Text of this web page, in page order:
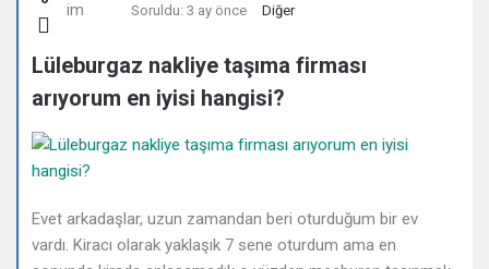
Yorumları
ve
Deneyimleri
En
Sorular
Soruldu: 3 ay önce Diğer
Lüleburgaz nakliye taşıma firması
arıyorum en iyisi hangisi?
Evet arkadaşlar, uzun zamandan beri oturduğum bir ev
vardı. Kiracı olarak yaklaşık 7 sene oturdum ama en